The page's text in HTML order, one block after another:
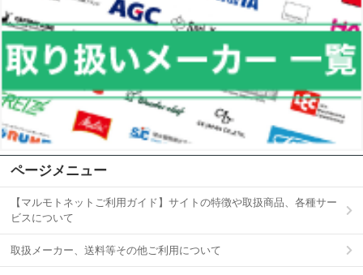
ページメニュー
【マルモトネットご利用ガイド】サイトの特徴や取扱商品、各種サー
ビスについて
取扱メーカー、送料等その他ご利用について